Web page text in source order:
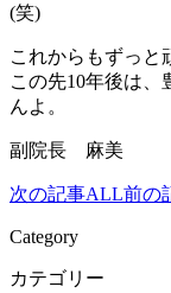
(笑)
これからもずっと
この先10年後は
んよ。
副院長 麻美
次の記事ALL前の
Category
カテゴリー